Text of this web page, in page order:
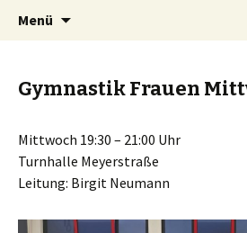
OTB-Wuppertal
Menü
Gymnastik Frauen
Mittwoch 19:30 – 21:00 Uhr
Turnhalle Meyerstraße
Leitung: Birgit Neumann